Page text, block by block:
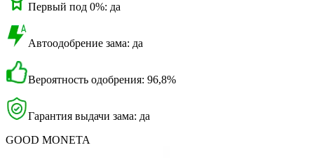
Первый под 0%: да
Автоодобрение зама: да
Вероятность одобрения: 96,8%
Гарантия выдачи зама: да
GOOD MONETA